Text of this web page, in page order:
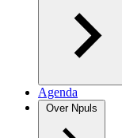
Agenda
Over Npuls